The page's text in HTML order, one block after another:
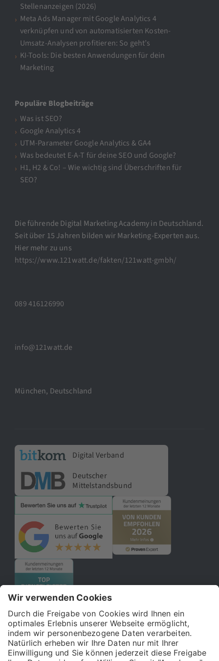
Stellenanzeigen (2026)
Meta Ads Manager mit Google Analytics 4
verknüpfen und von automatisierten Kosten-
Umsatz-Analysen profitieren: So geht’s
KI-Tools: Die besten Anwendungen für dein
Marketing
Populäre Blogbeiträge
Was ist SEO?
Google Analytics 4
UTM-Parameter Google Analytics & GA4
Was bedeutet E-A-T für deine SEO und Google?
H1, H2 & Co! – Wie wichtig sind Überschriften für
SEO?
Die führende Digital Marketing Academy in Deutschland.
Seit über 15 Jahren bilden wir Marketing-Experten aus.
Hier mehr zu uns
https://www.121watt.de/fakten/121watt-gmbh/
089 416126990
info@121watt.de
München, Deutschland
Digital Verband
Deutscher
Mittelstandsbund